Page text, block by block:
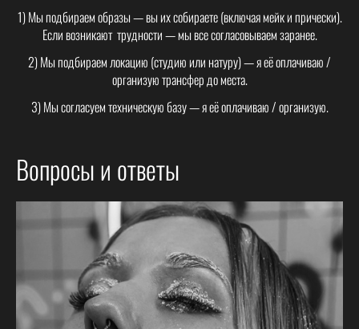
1) Мы подбираем образы — вы их собираете (включая мейк и прически).
Если возникают трудности — мы все согласовываем заранее.
2) Мы подбираем локацию (студию или натуру) — я её оплачиваю /
организую трансфер до места.
3) Мы согласуем техническую базу — я её оплачиваю / организую.
Вопросы и ответы